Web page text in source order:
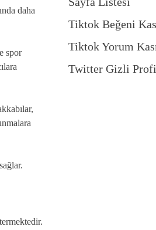
daha
spor
Tiktok Beğeni
Tiktok Yorum
Twitter Gizli